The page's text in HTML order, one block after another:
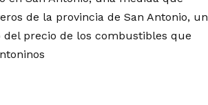
de la provincia de San Antonio, un
precio de los combustibles que